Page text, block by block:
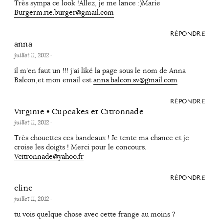
Très sympa ce look !Allez, je me lance :)Marie
Burgerm.rie.burger@gmail.com
RÉPONDRE
anna
juillet 11, 2012·
il m'en faut un !!! j'ai liké la page sous le nom de Anna
Balcon,et mon email estanna.balcon.sv@gmail.com
RÉPONDRE
Virginie • Cupcakes et Citronnade
juillet 11, 2012·
Très chouettes ces bandeaux ! Je tente ma chance et je
croise les doigts ! Merci pour le concours.
Vcitronnade@yahoo.fr
RÉPONDRE
eline
juillet 11, 2012·
tu vois quelque chose avec cette frange au moins ?